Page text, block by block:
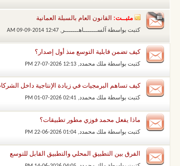
مثبــت: القانون العام بالسبلة العمانية
كتبت بواسطة آلســـــــاهـــــــر ‏, 09-09-2014 12:47 AM
كيف تضمن قابلية التوسع منذ أول إصدار؟
كتبت بواسطة ملك محمدد‏, 27-07-2026 12:13 PM
كيف تساهم البرمجيات في زيادة الإنتاجية داخل
كتبت بواسطة ملك محمدد‏, 01-07-2026 02:41 PM
ماذا يفعل محمد فوزي مطور تطبيقات؟
كتبت بواسطة ملك محمدد‏, 22-06-2026 01:04 PM
الفرق بين التطبيق المحلي والتطبيق القابل للتوسع